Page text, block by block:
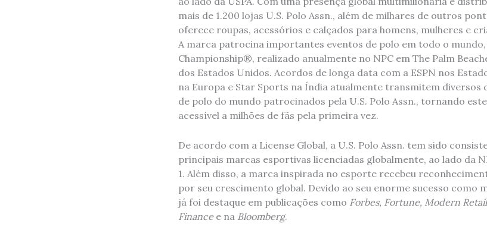
mais de 1.200 lojas U.S. Polo Assn., além de milhares de outros
oferece roupas, acessórios e calçados para homens, mulheres e
A marca patrocina importantes eventos de polo em todo o mundo,
Championship®, realizado anualmente no NPC em The Palm
dos Estados Unidos. Acordos de longa data com a ESPN nos
na Europa e Star Sports na Índia atualmente transmitem diversos
de polo do mundo patrocinados pela U.S. Polo Assn., tornando
acessível a milhões de fãs pela primeira vez.
De acordo com a License Global, a U.S. Polo Assn. tem sido
principais marcas esportivas licenciadas globalmente, ao lado da
1. Além disso, a marca inspirada no esporte recebeu
por seu crescimento global. Devido ao seu enorme sucesso como
já foi destaque em publicações como Forbes, Fortune, Modern Retail
Financee na Bloomberg.